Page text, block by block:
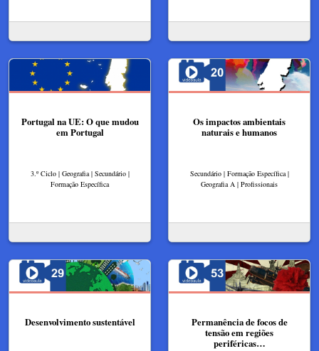
Portugal na UE: O que mudou
em Portugal
3.º Ciclo | Geografia | Secundário |
Formação Específica
Os impactos ambientais
naturais e humanos
Secundário | Formação Específica |
Geografia A | Profissionais
Desenvolvimento sustentável
Permanência de focos de
tensão em regiões
periféricas…